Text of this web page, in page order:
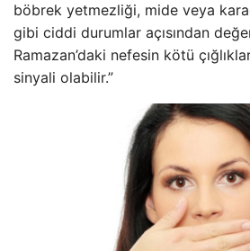
böbrek yetmezliği, mide veya
gibi ciddi durumlar açısından
Ramazan’daki nefesin kötü
sinyali olabilir.”